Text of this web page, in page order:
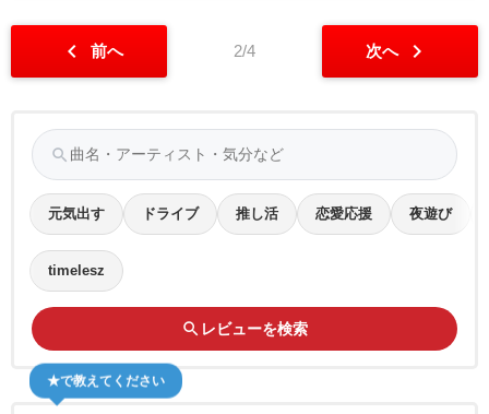
chevron_left 前へ 2/4 次へ chevron_right
search
元気出す ドライブ 推し活 恋愛応援 夜遊び
timelesz
search レビューを検索
★で教えてください